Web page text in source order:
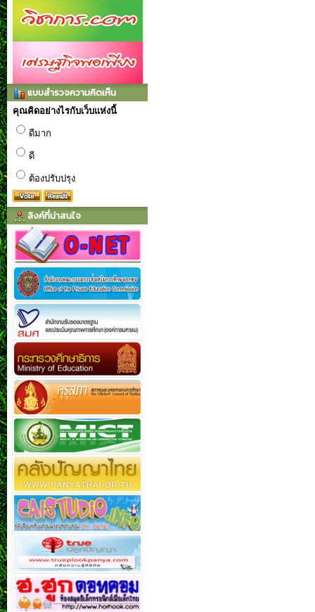
แบบสำรวจความคิดเห็น
คุณคิดอย่างไรกับเว็บแห่งนี้
ดีมาก
ดี
ต้องปรับปรุง
ลิงค์ที่น่าสนใจ